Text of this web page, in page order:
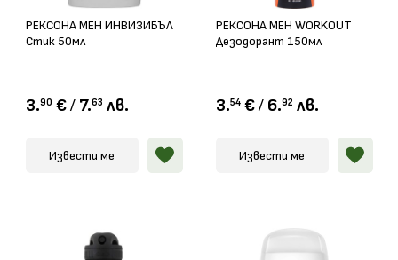
РЕКСОНА МЕН ИНВИЗИБЪЛ
Стик 50мл
3.90 € / 7.63 лв.
Извести ме
РЕКСОНА МЕН WORKOUT
Дезодорант 150мл
3.54 € / 6.92 лв.
Извести ме